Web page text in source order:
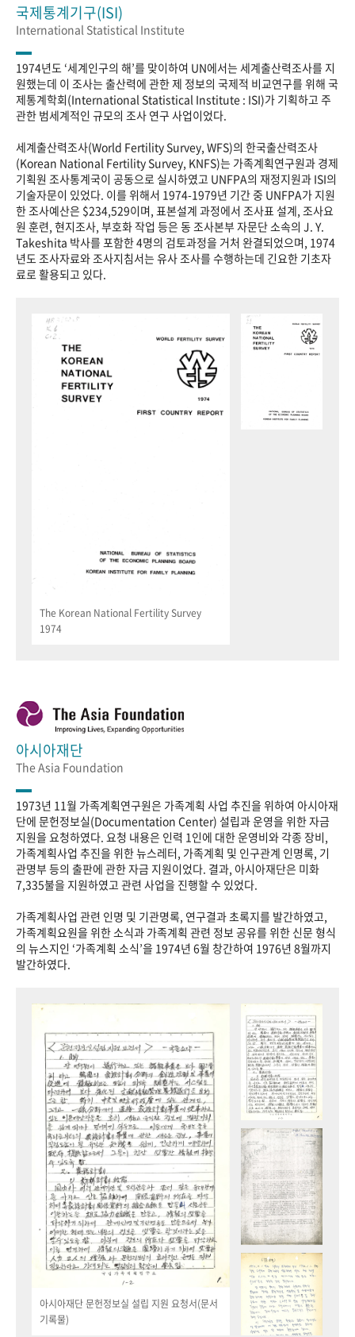
국제통계기구(ISI)
International Statistical Institute
1974년도 ‘세계인구의 해’를 맞이하여 UN에서는 세계출산력조사를 지
원했는데 이 조사는 출산력에 관한 제 정보의 국제적 비교연구를 위해 국
제통계학회(International Statistical Institute : ISI)가 기획하고 주
관한 범세계적인 규모의 조사 연구 사업이었다.
세계출산력조사(World Fertility Survey, WFS)의 한국출산력조사
(Korean National Fertility Survey, KNFS)는 가족계획연구원과 경제
기획원 조사통계국이 공동으로 실시하였고 UNFPA의 재정지원과 ISI의
기술자문이 있었다. 이를 위해서 1974-1979년 기간 중 UNFPA가 지원
한 조사예산은 $234,529이며, 표본설계 과정에서 조사표 설계, 조사요
원 훈련, 현지조사, 부호화 작업 등은 동 조사본부 자문단 소속의 J. Y.
Takeshita 박사를 포함한 4명의 검토과정을 거처 완결되었으며, 1974
년도 조사자료와 조사지침서는 유사 조사를 수행하는데 긴요한 기초자
료로 활용되고 있다.
The Korean National Fertility Survey
1974
아시아재단
The Asia Foundation
1973년 11월 가족계획연구원은 가족계획 사업 추진을 위하여 아시아재
단에 문헌정보실(Documentation Center) 설립과 운영을 위한 자금
지원을 요청하였다. 요청 내용은 인력 1인에 대한 운영비와 각종 장비,
가족계획사업 추진을 위한 뉴스레터, 가족계획 및 인구관계 인명록, 기
관명부 등의 출판에 관한 자금 지원이었다. 결과, 아시아재단은 미화
7,335불을 지원하였고 관련 사업을 진행할 수 있었다.
가족계획사업 관련 인명 및 기관명록, 연구결과 초록지를 발간하였고,
가족계획요원을 위한 소식과 가족계획 관련 정보 공유를 위한 신문 형식
의 뉴스지인 ‘가족계획 소식’을 1974년 6월 창간하여 1976년 8월까지
발간하였다.
아시아재단 문헌정보실 설립 지원 요청서(문서
기록물)